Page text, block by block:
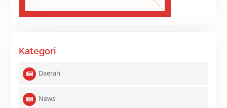
Kategori
Daerah
News